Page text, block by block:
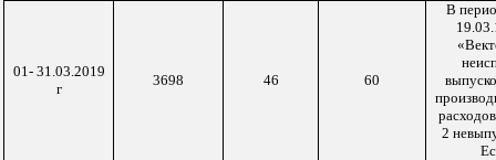
01- 31.03.2019
г
3698 46 60
В
2